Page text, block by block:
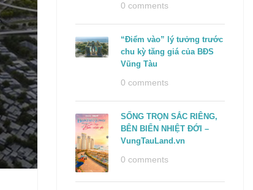
0 comments
“Điểm vào” lý tưởng trước
chu kỳ tăng giá của BĐS
Vũng Tàu
0 comments
SỐNG TRỌN SẮC RIÊNG,
BÊN BIỂN NHIỆT ĐỚI –
VungTauLand.vn
0 comments